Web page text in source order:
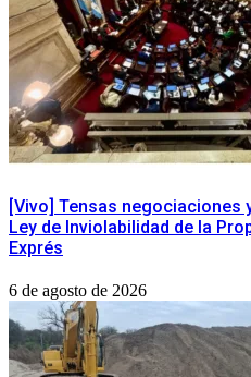
[Vivo] Tensas negociaciones
Ley de Inviolabilidad de la
Exprés
6 de agosto de 2026